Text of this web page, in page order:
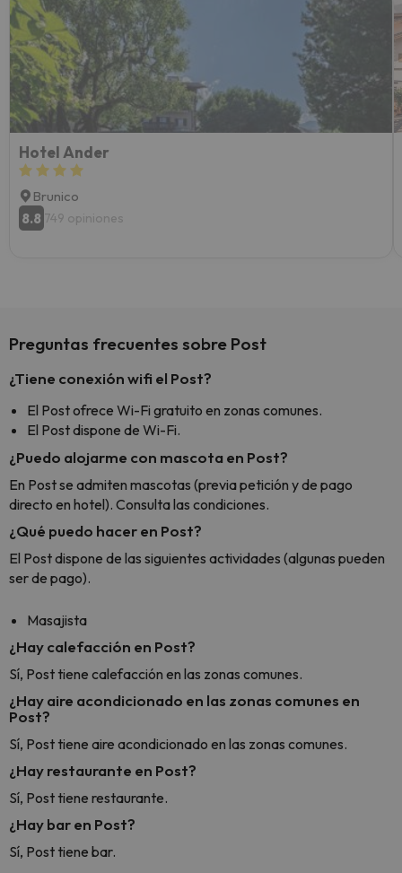
yo.
Hotel Ander
Brunico
8.8 749 opiniones
Preguntas frecuentes sobre Post
¿Tiene conexión wifi el Post?
El Post ofrece Wi-Fi gratuito en zonas comunes.
El Post dispone de Wi-Fi.
¿Puedo alojarme con mascota en Post?
En Post se admiten mascotas (previa petición y de pago
directo en hotel). Consulta las condiciones.
¿Qué puedo hacer en Post?
El Post dispone de las siguientes actividades (algunas pueden
ser de pago).
Masajista
¿Hay calefacción en Post?
Sí, Post tiene calefacción en las zonas comunes.
¿Hay aire acondicionado en las zonas comunes en
Post?
Sí, Post tiene aire acondicionado en las zonas comunes.
¿Hay restaurante en Post?
Sí, Post tiene restaurante.
¿Hay bar en Post?
Sí, Post tiene bar.